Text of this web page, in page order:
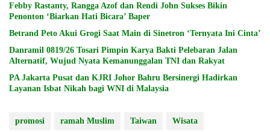
Febby Rastanty, Rangga Azof dan Rendi John Sukses Bikin
Penonton ‘Biarkan Hati Bicara’ Baper
Betrand Peto Akui Grogi Saat Main di Sinetron ‘Ternyata Ini Cinta’
Danramil 0819/26 Tosari Pimpin Karya Bakti Pelebaran Jalan
Alternatif, Wujud Nyata Kemanunggalan TNI dan Rakyat
PA Jakarta Pusat dan KJRI Johor Bahru Bersinergi Hadirkan
Layanan Isbat Nikah bagi WNI di Malaysia
promosi ramah Muslim Taiwan Wisata